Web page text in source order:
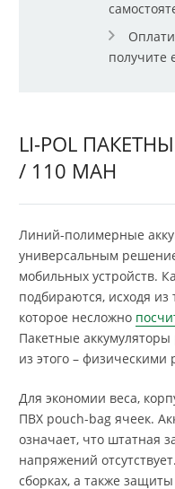
получите
LI-POL
/ 110 MAH
Линий-полимерные
универсальным
мобильных устройств.
подбираются, исходя
которое несложно
Пакетные
из этого – физическими
Для экономии веса,
ПВХ pouch-bag ячеек.
означает, что штатная
напряжений
сборках, а также